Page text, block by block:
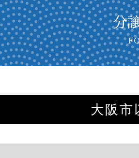
分
大阪市